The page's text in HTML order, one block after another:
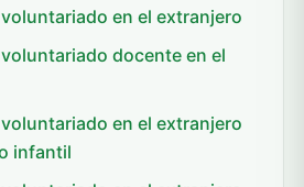
en el extranjero
docente en el
en el extranjero
infantil